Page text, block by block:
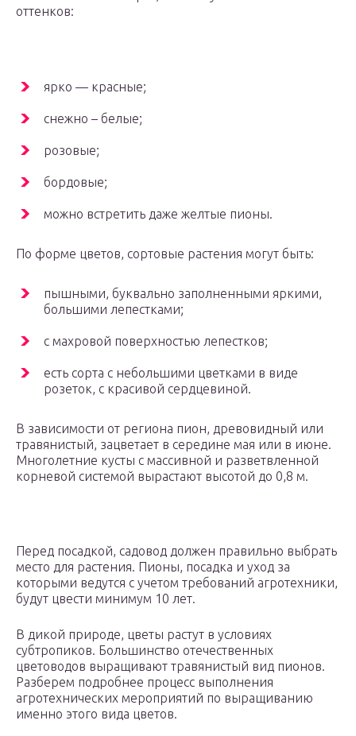
оттенков:
ярко — красные;
снежно – белые;
розовые;
бордовые;
можно встретить даже желтые пионы.
По форме цветов, сортовые растения могут быть:
пышными, буквально заполненными яркими,
большими лепестками;
с махровой поверхностью лепестков;
есть сорта с небольшими цветками в виде
розеток, с красивой сердцевиной.
В зависимости от региона пион, древовидный или
травянистый, зацветает в середине мая или в июне.
Многолетние кусты с массивной и разветвленной
корневой системой вырастают высотой до 0,8 м.
Перед посадкой, садовод должен правильно выбрать
место для растения. Пионы, посадка и уход за
которыми ведутся с учетом требований агротехники,
будут цвести минимум 10 лет.
В дикой природе, цветы растут в условиях
субтропиков. Большинство отечественных
цветоводов выращивают травянистый вид пионов.
Разберем подробнее процесс выполнения
агротехнических мероприятий по выращиванию
именно этого вида цветов.